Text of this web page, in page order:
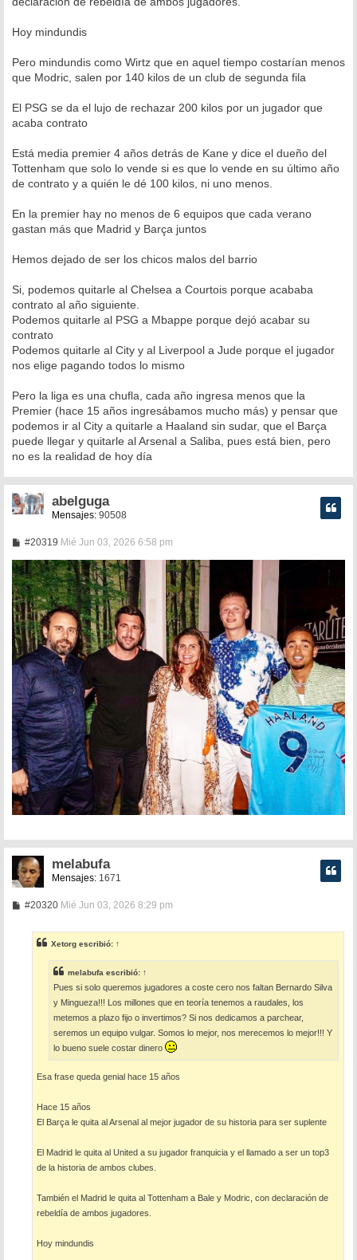
Hoy mindundis
Pero mindundis como Wirtz que en aquel tiempo costarían menos
que Modric, salen por 140 kilos de un club de segunda fila
El PSG se da el lujo de rechazar 200 kilos por un jugador que
acaba contrato
Está media premier 4 años detrás de Kane y dice el dueño del
Tottenham que solo lo vende si es que lo vende en su último año
de contrato y a quién le dé 100 kilos, ni uno menos.
En la premier hay no menos de 6 equipos que cada verano
gastan más que Madrid y Barça juntos
Hemos dejado de ser los chicos malos del barrio
Si, podemos quitarle al Chelsea a Courtois porque acababa
contrato al año siguiente.
Podemos quitarle al PSG a Mbappe porque dejó acabar su
contrato
Podemos quitarle al City y al Liverpool a Jude porque el jugador
nos elige pagando todos lo mismo
Pero la liga es una chufla, cada año ingresa menos que la
Premier (hace 15 años ingresábamos mucho más) y pensar que
podemos ir al City a quitarle a Haaland sin sudar, que el Barça
puede llegar y quitarle al Arsenal a Saliba, pues está bien, pero
no es la realidad de hoy día
abelguga
Mensajes: 90508
#20319M
n
s
a
j
e
Mié Jun 03, 2026 6:58 pm
melabufa
Mensajes: 1671
#20320M
a
j
e
Mié Jun 03, 2026 8:29 pm
Xetorg escribió: ↑
melabufa escribió: ↑
Pues si solo queremos jugadores a coste cero nos faltan Bernardo Silva
y Mingueza!!! Los millones que en teoría tenemos a raudales, los
metemos a plazo fijo o invertimos? Si nos dedicamos a parchear,
seremos un equipo vulgar. Somos lo mejor, nos merecemos lo mejor!!! Y
lo bueno suele costar dinero
Esa frase queda genial hace 15 años
Hace 15 años
El Barça le quita al Arsenal al mejor jugador de su historia para ser suplente
El Madrid le quita al United a su jugador franquicia y el llamado a ser un top3
de la historia de ambos clubes.
También el Madrid le quita al Tottenham a Bale y Modric, con declaración de
rebeldía de ambos jugadores.
Hoy mindundis